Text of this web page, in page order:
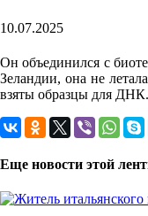
10.07.2025
Он объединился с
Зеландии, она не
взяты образцы для
Еще новости этой